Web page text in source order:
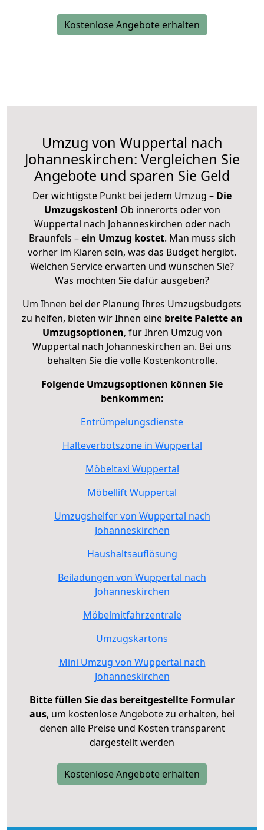
Kostenlose Angebote erhalten
Umzug von Wuppertal nach
Johanneskirchen: Vergleichen Sie
Angebote und sparen Sie Geld
Der wichtigste Punkt bei jedem Umzug – Die
Umzugskosten! Ob innerorts oder von
Wuppertal nach Johanneskirchen oder nach
Braunfels –ein Umzug kostet. Man muss sich
vorher im Klaren sein, was das Budget hergibt.
Welchen Service erwarten und wünschen Sie?
Was möchten Sie dafür ausgeben?
Um Ihnen bei der Planung Ihres Umzugsbudgets
zu helfen, bieten wir Ihnen eine breite Palette an
Umzugsoptionen, für Ihren Umzug von
Wuppertal nach Johanneskirchen an. Bei uns
behalten Sie die volle Kostenkontrolle.
Folgende Umzugsoptionen können Sie
benkommen:
Entrümpelungsdienste
Halteverbotszone in Wuppertal
Möbeltaxi Wuppertal
Möbellift Wuppertal
Umzugshelfer von Wuppertal nach
Johanneskirchen
Haushaltsauflösung
Beiladungen von Wuppertal nach
Johanneskirchen
Möbelmitfahrzentrale
Umzugskartons
Mini Umzug von Wuppertal nach
Johanneskirchen
Bitte füllen Sie das bereitgestellte Formular
aus, um kostenlose Angebote zu erhalten, bei
denen alle Preise und Kosten transparent
dargestellt werden
Kostenlose Angebote erhalten